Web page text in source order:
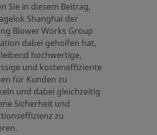
Sie in diesem Beitrag,
Shanghai der
Blower Works Group
dabei geholfen hat,
hochwertige,
und kosteneffiziente
für Kunden zu
und dabei gleichzeitig
Sicherheit und
zu